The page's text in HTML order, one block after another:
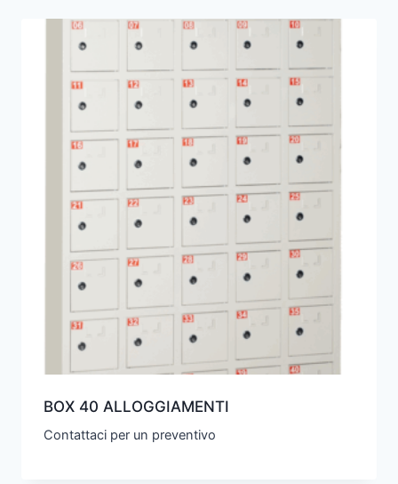
BOX 40 ALLOGGIAMENTI
Contattaci per un preventivo